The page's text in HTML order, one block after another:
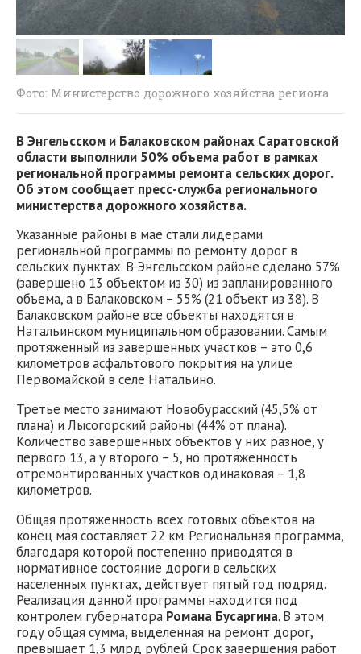
Фото: Министерство дорожного хозяйства региона
В Энгельсском и Балаковском районах Саратовской
области выполнили 50% объема работ в рамках
региональной программы ремонта сельских дорог.
Об этом сообщает пресс-служба регионального
министерства дорожного хозяйства.
Указанные районы в мае стали лидерами
региональной программы по ремонту дорог в
сельских пунктах. В Энгельсском районе сделано 57%
(завершено 13 объектом из 30) из запланированного
объема, а в Балаковском – 55% (21 объект из 38). В
Балаковском районе все объекты находятся в
Натальинском муниципальном образовании. Самым
протяженный из завершенных участков – это 0,6
километров асфальтового покрытия на улице
Первомайской в селе Натальино.
Третье место занимают Новобурасский (45,5% от
плана) и Лысогорский районы (44% от плана).
Количество завершенных объектов у них разное, у
первого 13, а у второго – 5, но протяженность
отремонтированных участков одинаковая – 1,8
километров.
Общая протяженность всех готовых объектов на
конец мая составляет 22 км. Региональная программа,
благодаря которой постепенно приводятся в
нормативное состояние дороги в сельских
населенных пунктах, действует пятый год подряд.
Реализация данной программы находится под
контролем губернатора Романа Бусаргина. В этом
году общая сумма, выделенная на ремонт дорог,
превышает 1,3 млрд рублей. Срок завершения работ